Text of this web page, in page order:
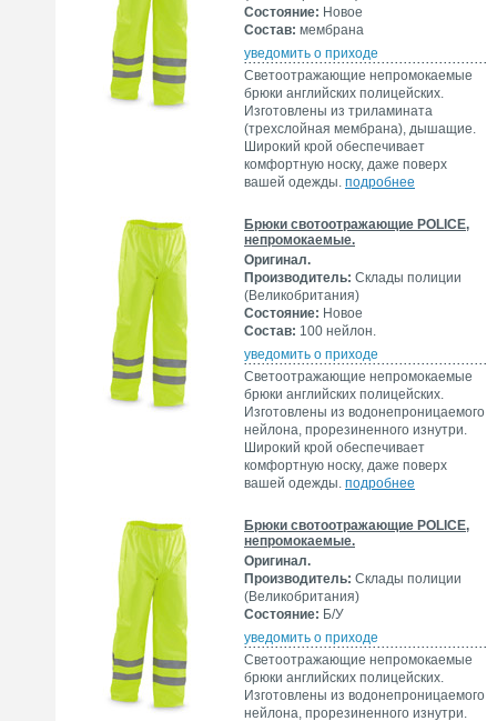
Состояние: Новое
Состав: мембрана
уведомить о приходе
Светоотражающие непромокаемые
брюки английских полицейских.
Изготовлены из триламината
(трехслойная мембрана), дышащие.
Широкий крой обеспечивает
комфортную носку, даже поверх
вашей одежды. подробнее
Брюки свотоотражающие POLICE,
непромокаемые.
Оригинал.
Производитель: Склады полиции
(Великобритания)
Состояние: Новое
Состав: 100 нейлон.
уведомить о приходе
Светоотражающие непромокаемые
брюки английских полицейских.
Изготовлены из водонепроницаемого
нейлона, прорезиненного изнутри.
Широкий крой обеспечивает
комфортную носку, даже поверх
вашей одежды. подробнее
Брюки свотоотражающие POLICE,
непромокаемые.
Оригинал.
Производитель: Склады полиции
(Великобритания)
Состояние: Б/У
уведомить о приходе
Светоотражающие непромокаемые
брюки английских полицейских.
Изготовлены из водонепроницаемого
нейлона, прорезиненного изнутри.